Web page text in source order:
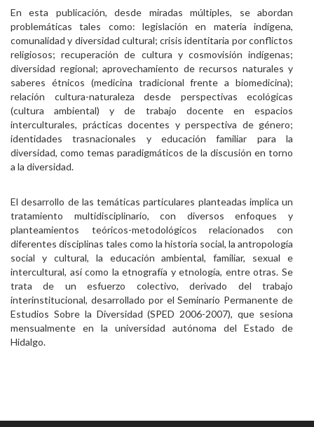
En esta publicación, desde miradas múltiples, se abordan
problemáticas tales como: legislación en materia indígena,
comunalidad y diversidad cultural; crisis identitaria por conflictos
religiosos; recuperación de cultura y cosmovisión indígenas;
diversidad regional; aprovechamiento de recursos naturales y
saberes étnicos (medicina tradicional frente a biomedicina);
relación cultura-naturaleza desde perspectivas ecológicas
(cultura ambiental) y de trabajo docente en espacios
interculturales, prácticas docentes y perspectiva de género;
identidades trasnacionales y educación familiar para la
diversidad, como temas paradigmáticos de la discusión en torno
a la diversidad.
El desarrollo de las temáticas particulares planteadas implica un
tratamiento multidisciplinario, con diversos enfoques y
planteamientos teóricos-metodológicos relacionados con
diferentes disciplinas tales como la historia social, la antropología
social y cultural, la educación ambiental, familiar, sexual e
intercultural, así como la etnografía y etnología, entre otras. Se
trata de un esfuerzo colectivo, derivado del trabajo
interinstitucional, desarrollado por el Seminario Permanente de
Estudios Sobre la Diversidad (SPED 2006-2007), que sesiona
mensualmente en la universidad autónoma del Estado de
Hidalgo.